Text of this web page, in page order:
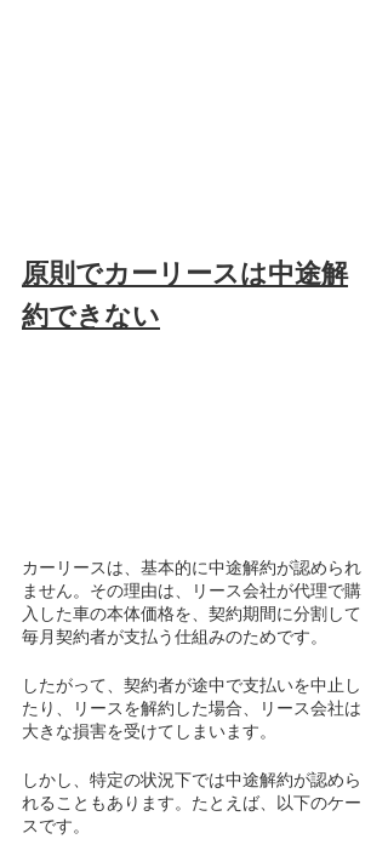
原則でカーリースは中途解
約できない
カーリースは、基本的に中途解約が認められ
ません。その理由は、リース会社が代理で購
入した車の本体価格を、契約期間に分割して
毎月契約者が支払う仕組みのためです。
したがって、契約者が途中で支払いを中止し
たり、リースを解約した場合、リース会社は
大きな損害を受けてしまいます。
しかし、特定の状況下では中途解約が認めら
れることもあります。たとえば、以下のケー
スです。